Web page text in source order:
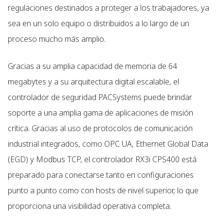
regulaciones destinados a proteger a los trabajadores, ya
sea en un solo equipo o distribuidos a lo largo de un
proceso mucho más amplio.
Gracias a su amplia capacidad de memoria de 64
megabytes y a su arquitectura digital escalable, el
controlador de seguridad PACSystems puede brindar
soporte a una amplia gama de aplicaciones de misión
crítica. Gracias al uso de protocolos de comunicación
industrial integrados, como OPC UA, Ethernet Global Data
(EGD) y Modbus TCP, el controlador RX3i CPS400 está
preparado para conectarse tanto en configuraciones
punto a punto como con hosts de nivel superior, lo que
proporciona una visibilidad operativa completa.